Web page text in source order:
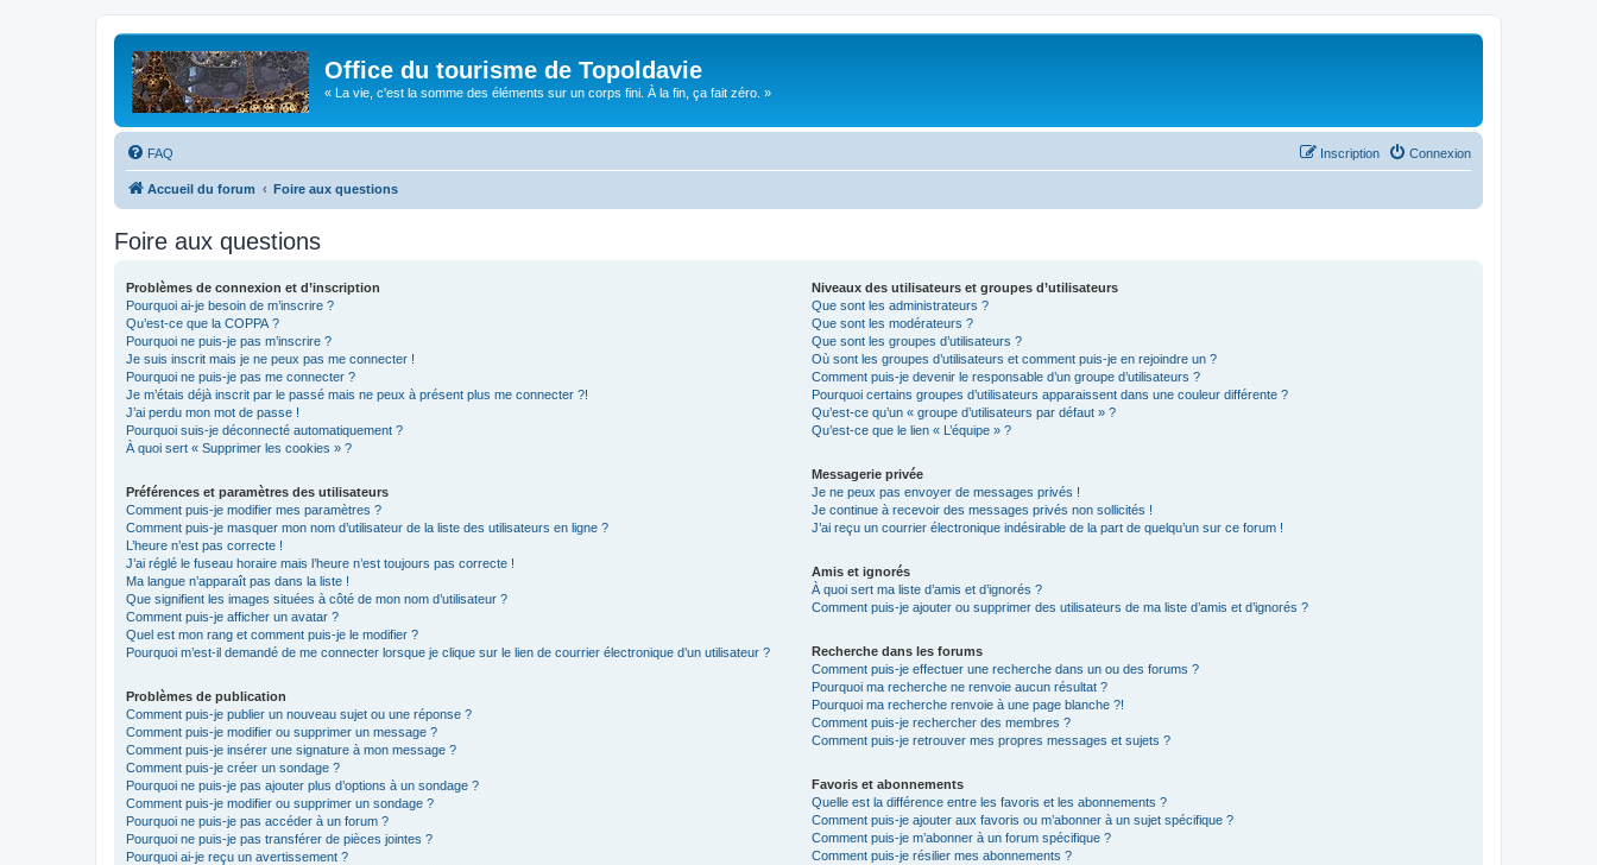
Office du tourisme de Topoldavie
« La vie, c'est la somme des éléments sur un corps fini. À la fin, ça fait zéro. »
FAQ Connexion
Inscription
Accueil du forum Foire aux questions
Foire aux questions
Problèmes de connexion et d’inscription
Pourquoi ai-je besoin de m’inscrire ?
Qu’est-ce que la COPPA ?
Pourquoi ne puis-je pas m’inscrire ?
Je suis inscrit mais je ne peux pas me connecter !
Pourquoi ne puis-je pas me connecter ?
Je m’étais déjà inscrit par le passé mais ne peux à présent plus me connecter ?!
J’ai perdu mon mot de passe !
Pourquoi suis-je déconnecté automatiquement ?
À quoi sert « Supprimer les cookies » ?
Préférences et paramètres des utilisateurs
Comment puis-je modifier mes paramètres ?
Comment puis-je masquer mon nom d’utilisateur de la liste des utilisateurs en ligne ?
L’heure n’est pas correcte !
J’ai réglé le fuseau horaire mais l’heure n’est toujours pas correcte !
Ma langue n’apparaît pas dans la liste !
Que signifient les images situées à côté de mon nom d’utilisateur ?
Comment puis-je afficher un avatar ?
Quel est mon rang et comment puis-je le modifier ?
Pourquoi m’est-il demandé de me connecter lorsque je clique sur le lien de courrier électronique d’un utilisateur ?
Problèmes de publication
Comment puis-je publier un nouveau sujet ou une réponse ?
Comment puis-je modifier ou supprimer un message ?
Comment puis-je insérer une signature à mon message ?
Comment puis-je créer un sondage ?
Pourquoi ne puis-je pas ajouter plus d’options à un sondage ?
Comment puis-je modifier ou supprimer un sondage ?
Pourquoi ne puis-je pas accéder à un forum ?
Pourquoi ne puis-je pas transférer de pièces jointes ?
Pourquoi ai-je reçu un avertissement ?
Niveaux des utilisateurs et groupes d’utilisateurs
Que sont les administrateurs ?
Que sont les modérateurs ?
Que sont les groupes d’utilisateurs ?
Où sont les groupes d’utilisateurs et comment puis-je en rejoindre un ?
Comment puis-je devenir le responsable d’un groupe d’utilisateurs ?
Pourquoi certains groupes d’utilisateurs apparaissent dans une couleur différente ?
Qu’est-ce qu’un « groupe d’utilisateurs par défaut » ?
Qu’est-ce que le lien « L’équipe » ?
Messagerie privée
Je ne peux pas envoyer de messages privés !
Je continue à recevoir des messages privés non sollicités !
J’ai reçu un courrier électronique indésirable de la part de quelqu’un sur ce forum !
Amis et ignorés
À quoi sert ma liste d’amis et d’ignorés ?
Comment puis-je ajouter ou supprimer des utilisateurs de ma liste d’amis et d’ignorés ?
Recherche dans les forums
Comment puis-je effectuer une recherche dans un ou des forums ?
Pourquoi ma recherche ne renvoie aucun résultat ?
Pourquoi ma recherche renvoie à une page blanche ?!
Comment puis-je rechercher des membres ?
Comment puis-je retrouver mes propres messages et sujets ?
Favoris et abonnements
Quelle est la différence entre les favoris et les abonnements ?
Comment puis-je ajouter aux favoris ou m’abonner à un sujet spécifique ?
Comment puis-je m’abonner à un forum spécifique ?
Comment puis-je résilier mes abonnements ?